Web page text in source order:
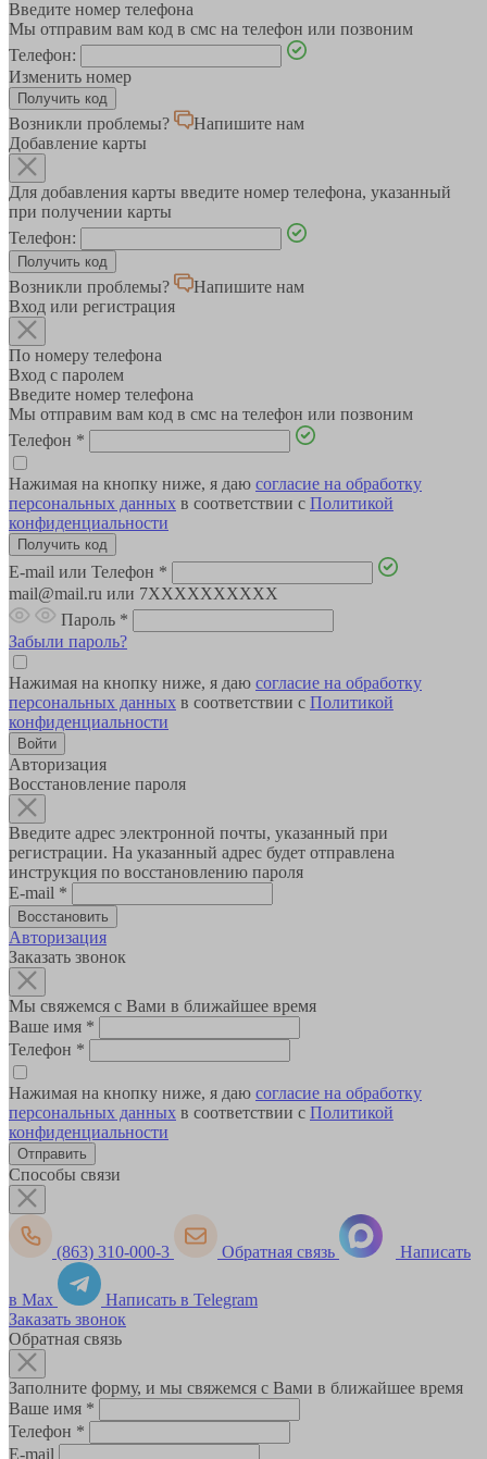
Введите номер телефона
Мы отправим вам код в смс на телефон или позвоним
Телефон:
Изменить номер
Возникли проблемы?
Напишите нам
Добавление карты
Для добавления карты введите номер телефона, указанный
при получении карты
Телефон:
Возникли проблемы?
Напишите нам
Вход или регистрация
По номеру телефона
Вход с паролем
Введите номер телефона
Мы отправим вам код в смс на телефон или позвоним
Телефон *
Нажимая на кнопку ниже, я даю согласие на обработку
персональных данных в соответствии с Политикой
конфиденциальности
E-mail или Телефон *
mail@mail.ru или 7XXXXXXXXXX
Пароль *
Забыли пароль?
Нажимая на кнопку ниже, я даю согласие на обработку
персональных данных в соответствии с Политикой
конфиденциальности
Авторизация
Восстановление пароля
Введите адрес электронной почты, указанный при
регистрации. На указанный адрес будет отправлена
инструкция по восстановлению пароля
E-mail *
Авторизация
Заказать звонок
Мы свяжемся с Вами в ближайшее время
Ваше имя *
Телефон *
Нажимая на кнопку ниже, я даю согласие на обработку
персональных данных в соответствии с Политикой
конфиденциальности
Способы связи
(863) 310-000-3 Обратная связь Написать
в Max
Написать в Telegram
Заказать звонок
Обратная связь
Заполните форму, и мы свяжемся с Вами в ближайшее время
Ваше имя *
Телефон *
E-mail